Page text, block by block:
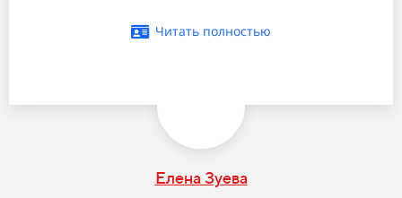
Читать полностью
Елена Зуева